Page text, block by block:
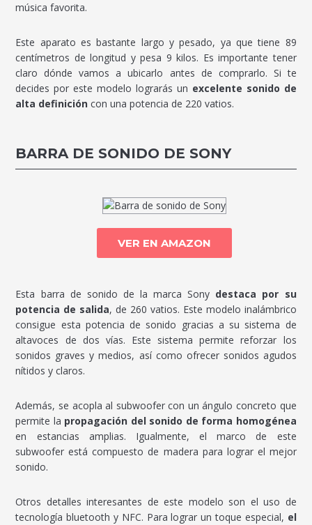
música favorita.
Este aparato es bastante largo y pesado, ya que tiene 89
centímetros de longitud y pesa 9 kilos. Es importante tener
claro dónde vamos a ubicarlo antes de comprarlo. Si te
decides por este modelo lograrás un excelente sonido de
alta definición con una potencia de 220 vatios.
BARRA DE SONIDO DE SONY
VER EN AMAZON
Esta barra de sonido de la marca Sony destaca por su
potencia de salida, de 260 vatios. Este modelo inalámbrico
consigue esta potencia de sonido gracias a su sistema de
altavoces de dos vías. Este sistema permite reforzar los
sonidos graves y medios, así como ofrecer sonidos agudos
nítidos y claros.
Además, se acopla al subwoofer con un ángulo concreto que
permite la propagación del sonido de forma homogénea
en estancias amplias. Igualmente, el marco de este
subwoofer está compuesto de madera para lograr el mejor
sonido.
Otros detalles interesantes de este modelo son el uso de
tecnología bluetooth y NFC. Para lograr un toque especial, el